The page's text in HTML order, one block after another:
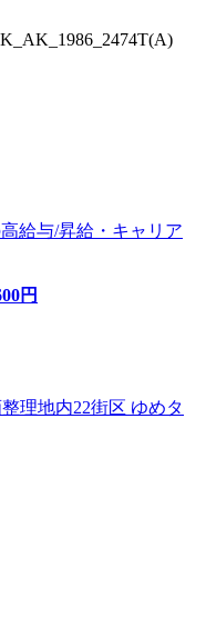
給与/昇給・キャリア
円
理地内22街区 ゆめタ